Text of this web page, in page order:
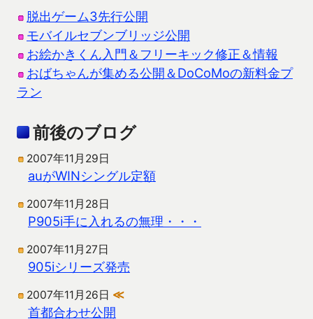
脱出ゲーム3先行公開
モバイルセブンブリッジ公開
お絵かきくん入門＆フリーキック修正＆情報
おばちゃんが集める公開＆DoCoMoの新料金プ
ラン
前後のブログ
2007年11月29日
auがWINシングル定額
2007年11月28日
P905i手に入れるの無理・・・
2007年11月27日
905iシリーズ発売
2007年11月26日 ≪
首都合わせ公開